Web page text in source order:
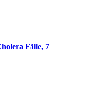
Fälle, 7